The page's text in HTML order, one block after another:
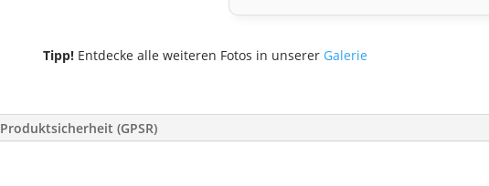
Tipp!Entdecke alle weiteren Fotos in unserer Galerie
Produktsicherheit (GPSR)